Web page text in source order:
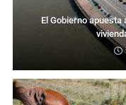
El Gobierno apuesta